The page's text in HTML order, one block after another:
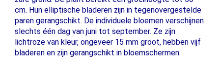
cm. Hun elliptische bladeren zijn in tegenovergestelde
paren gerangschikt. De individuele bloemen verschijnen
slechts één dag van juni tot september. Ze zijn
lichtroze van kleur, ongeveer 15 mm groot, hebben vijf
bladeren en zijn gerangschikt in bloemschermen.